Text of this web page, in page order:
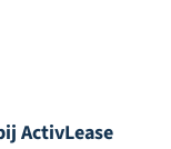
ActivLease